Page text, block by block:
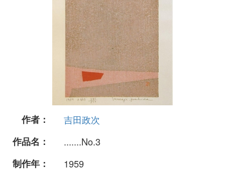
作者：
吉田政次
作品名：
.......No.3
制作年：
1959